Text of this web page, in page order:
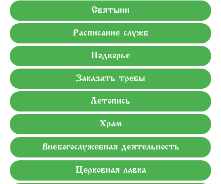
Святыни
Расписание служб
Подворье
Заказать требы
Летопись
Храм
Внебогослужебная деятельность
Церковная лавка